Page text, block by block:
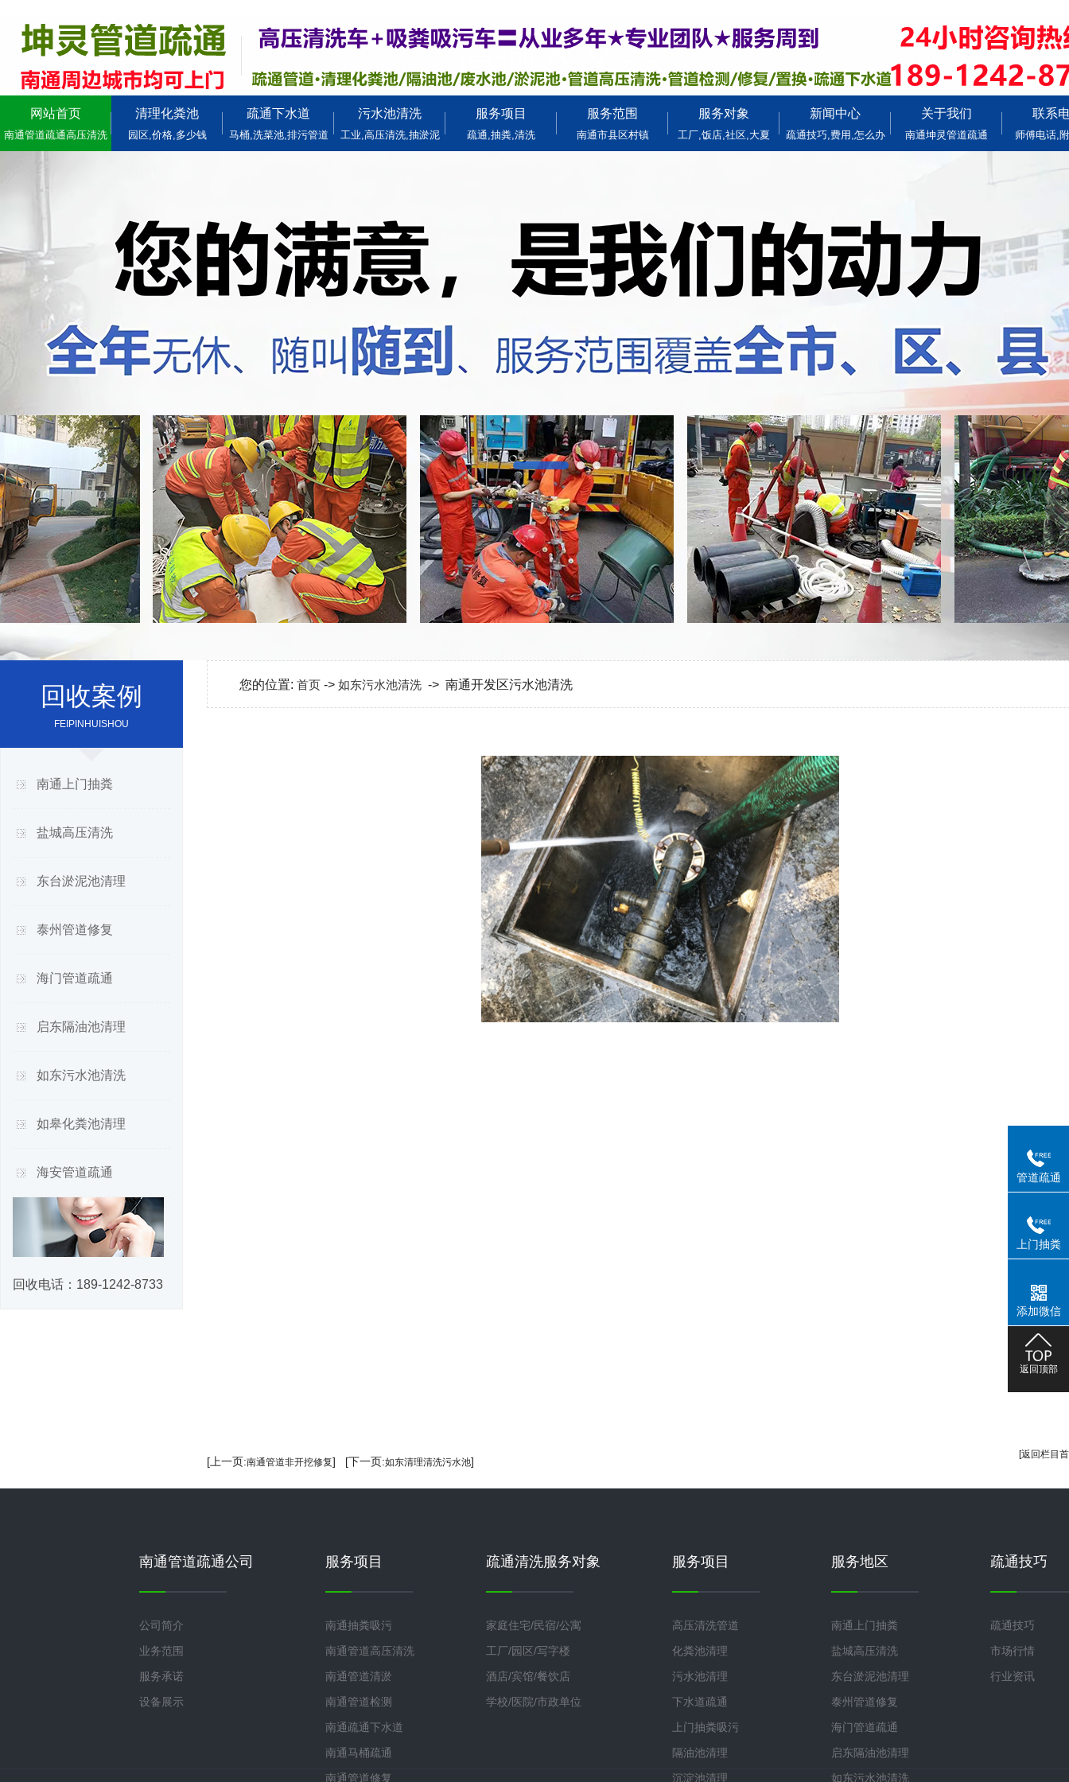
网站首页
南通管道疏通高压清洗
清理化粪池
园区,价格,多少钱
疏通下水道
马桶,洗菜池,排污管道
污水池清洗
工业,高压清洗,抽淤泥
服务项目
疏通,抽粪,清洗
服务范围
南通市县区村镇
服务对象
工厂,饭店,社区,大夏
新闻中心
疏通技巧,费用,怎么办
关于我们
南通坤灵管道疏通
联系
师傅电话,
回收案例
FEIPINHUISHOU
南通上门抽粪
盐城高压清洗
东台淤泥池清理
泰州管道修复
海门管道疏通
启东隔油池清理
如东污水池清洗
如皋化粪池清理
海安管道疏通
回收电话： 189-1242-8733
您的位置: 首页 -> 如东污水池清洗 -> 南通开发区污水池清洗
[返回栏目
[上一页:南通管道非开挖修复] [下一页:如东清理清洗污水池]
南通管道疏通公司
公司简介
业务范围
服务承诺
设备展示
服务项目
南通抽粪吸污
南通管道高压清洗
南通管道清淤
南通管道检测
南通疏通下水道
南通马桶疏通
南通管道修复
疏通清洗服务对象
家庭住宅/民宿/公寓
工厂/园区/写字楼
酒店/宾馆/餐饮店
学校/医院/市政单位
服务项目
高压清洗管道
化粪池清理
污水池清理
下水道疏通
上门抽粪吸污
隔油池清理
沉淀池清理
服务地区
南通上门抽粪
盐城高压清洗
东台淤泥池清理
泰州管道修复
海门管道疏通
启东隔油池清理
如东污水池清洗
疏通技巧
疏通技巧
市场行情
行业资讯
管道疏通
上门抽粪
添加微信
返回顶部